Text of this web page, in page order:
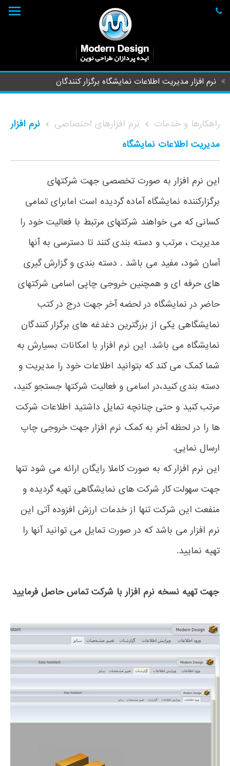
نرم افزار مدیریت اطلاعات نمایشگاه برگزار کنندگان
راهکارها و خدمات نرم افزارهای اختصاصی
نرم افزار
مدیریت اطلاعات نمایشگاه
این نرم افزار به صورت تخصصی جهت شرکتهای
برگزارکننده نمایشگاه آماده گردیده است امابرای تمامی
کسانی که می خواهند شرکتهای مرتبط با فعالیت خود را
مدیریت ، مرتب و دسته بندی کنند تا دسترسی به آنها
آسان شود، مفید می باشد . دسته بندی و گزارش گیری
های حرفه ای و همچنین خروجی چاپی اسامی شرکتهای
حاضر در نمایشگاه در لحضه آخر جهت درج در کتب
نمایشگاهی یکی از بزرگترین دغدغه های برگزار کنندگان
نمایشگاه می باشد. این نرم افزار با امکانات بسیارش به
شما کمک می کند که بتوانید اطلاعات خود را مدیریت و
دسته بندی کنید،در اسامی و فعالیت شرکتها جستجو کنید،
مرتب کنید و حتی چنانچه تمایل داشتید اطلاعات شرکت
ها را در لحظه آخر به کمک نرم افزار جهت خروجی چاپ
ارسال نمایی.
این نرم افزار که به صورت کاملا رایگان ارائه می شود تنها
جهت سهولت کار شرکت های نمایشگاهی تهیه گردیده و
منفعت این شرکت تنها از خدمات ارزش افزوده آتی این
نرم افزار می باشد که در صورت تمایل می توانید آنها را
تهیه نمایید.
جهت تهیه نسخه نرم افزار با شرکت تماس حاصل فرمایید